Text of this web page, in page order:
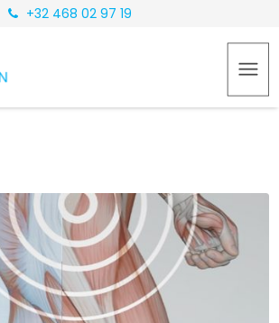
+32 468 02 97 19